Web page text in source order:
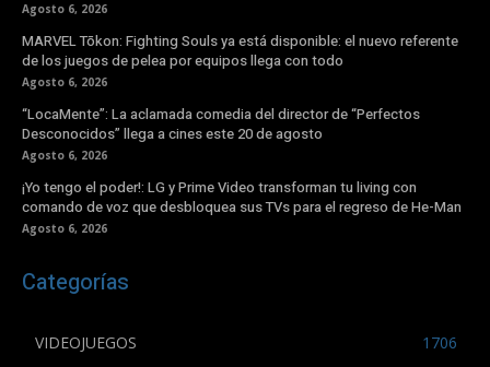
Agosto 6, 2026
MARVEL Tōkon: Fighting Souls ya está disponible: el nuevo referente
de los juegos de pelea por equipos llega con todo
Agosto 6, 2026
“LocaMente”: La aclamada comedia del director de “Perfectos
Desconocidos” llega a cines este 20 de agosto
Agosto 6, 2026
¡Yo tengo el poder!: LG y Prime Video transforman tu living con
comando de voz que desbloquea sus TVs para el regreso de He-Man
Agosto 6, 2026
Categorías
VIDEOJUEGOS
1706